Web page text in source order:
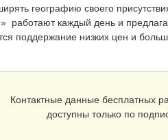
географию своего
работают каждый день и
поддержание низких цен и
Контактные данные бесплатных
доступны только по